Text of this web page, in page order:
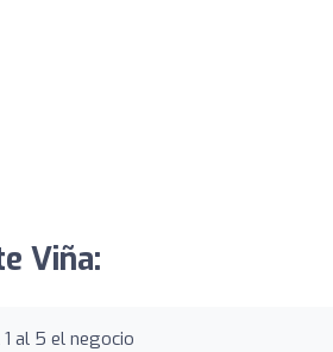
Viña:
al 5 el negocio